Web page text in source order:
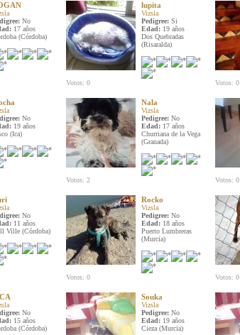
No
17 años
(Córdoba)
lupita
Vizsla
Pedigree: Si
Edad: 19 años
Dos Quebradas
(Risaralda)
Votos: 0 Votos: 0
No
19 años
(Ica)
Nala
Vizsla
Pedigree: No
Edad: 17 años
Churriana de la Vega
(Granada)
Votos: 2 Votos: 0
No
11 años
Ville (Córdoba)
Rocko
Vizsla
Pedigree: No
Edad: 18 años
Puerto Lumbreras
(Murcia)
Votos: 0 Votos: 0
No
15 años
(Córdoba)
Souka
Vizsla
Pedigree: No
Edad: 19 años
Cieza (Murcia)